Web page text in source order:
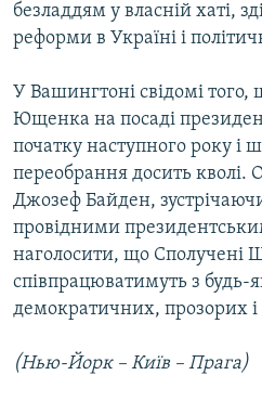
безладдям у власній хаті,
реформи в Україні і
У Вашингтоні свідомі того,
Ющенка на посаді
початку наступного року і
переобрання досить кволі.
Джозеф Байден,
провідними
наголосити, що Сполучені
співпрацюватимуть з
демократичних, прозорих і
(Нью-Йорк – Київ – Прага)